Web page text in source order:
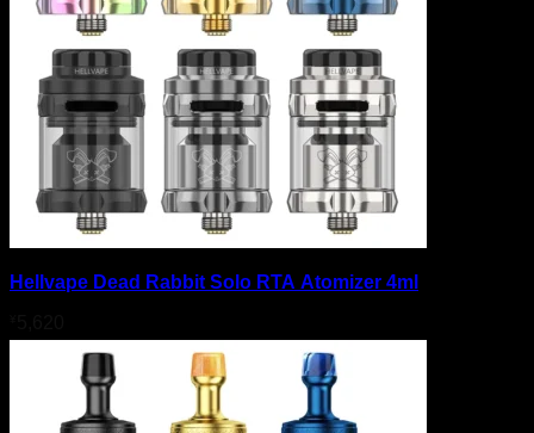
Hellvape Dead Rabbit Solo RTA Atomizer 4ml